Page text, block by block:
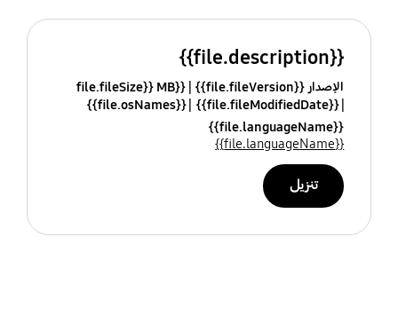
{{file.description}}
الإصدار {{file.fileVersion}}
{{file.fileSize}} MB
{{file.fileModifiedDate}}
{{file.osNames}}
{{file.languageName}}
{{file.languageName}}
تنزيل